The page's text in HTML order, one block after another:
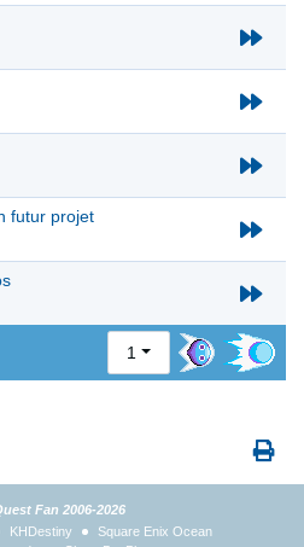
futur projet
1
Fan 2006-2026
KHDestiny
Square Enix Ocean